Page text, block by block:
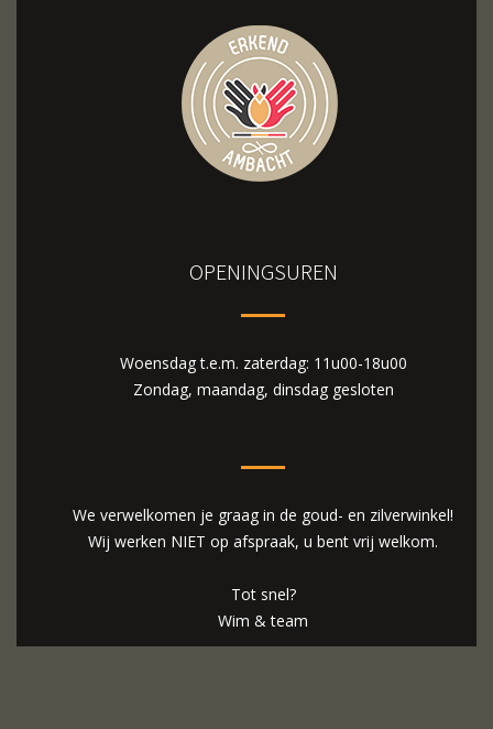
OPENINGSUREN
Woensdag t.e.m. zaterdag: 11u00-18u00
Zondag, maandag, dinsdag gesloten
We verwelkomen je graag in de goud- en zilverwinkel!
Wij werken NIET op afspraak, u bent vrij welkom.
Tot snel?
Wim & team